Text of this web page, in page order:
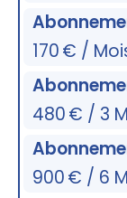
170 € /
480 € / 3
900 € / 6